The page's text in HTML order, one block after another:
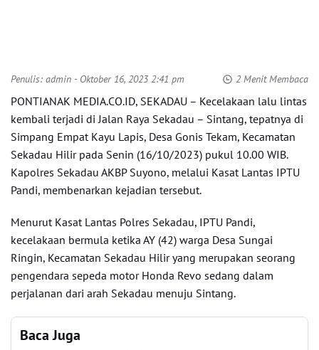
Penulis: admin - Oktober 16, 2023 2:41 pm 2 Menit Membaca
PONTIANAK MEDIA.CO.ID, SEKADAU – Kecelakaan lalu lintas
kembali terjadi di Jalan Raya Sekadau – Sintang, tepatnya di
Simpang Empat Kayu Lapis, Desa Gonis Tekam, Kecamatan
Sekadau Hilir pada Senin (16/10/2023) pukul 10.00 WIB.
Kapolres Sekadau AKBP Suyono, melalui Kasat Lantas IPTU
Pandi, membenarkan kejadian tersebut.
Menurut Kasat Lantas Polres Sekadau, IPTU Pandi,
kecelakaan bermula ketika AY (42) warga Desa Sungai
Ringin, Kecamatan Sekadau Hilir yang merupakan seorang
pengendara sepeda motor Honda Revo sedang dalam
perjalanan dari arah Sekadau menuju Sintang.
Baca Juga